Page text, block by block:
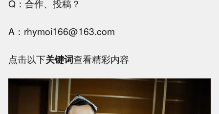
Q：合作、投稿？
A：rhymoi166@163.com
点击以下关键词查看精彩内容